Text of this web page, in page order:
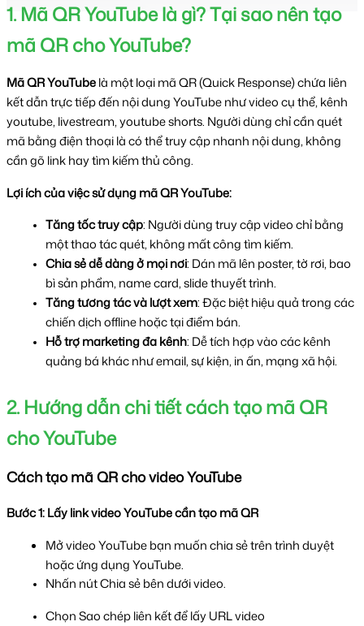
1. Mã QR YouTube là gì? Tại sao nên tạo
mã QR cho YouTube?
Mã QR YouTube là một loại mã QR (Quick Response) chứa liên
kết dẫn trực tiếp đến nội dung YouTube như video cụ thể, kênh
youtube, livestream, youtube shorts. Người dùng chỉ cần quét
mã bằng điện thoại là có thể truy cập nhanh nội dung, không
cần gõ link hay tìm kiếm thủ công.
Lợi ích của việc sử dụng mã QR YouTube:
Tăng tốc truy cập: Người dùng truy cập video chỉ bằng
một thao tác quét, không mất công tìm kiếm.
Chia sẻ dễ dàng ở mọi nơi: Dán mã lên poster, tờ rơi, bao
bì sản phẩm, name card, slide thuyết trình.
Tăng tương tác và lượt xem: Đặc biệt hiệu quả trong các
chiến dịch offline hoặc tại điểm bán.
Hỗ trợ marketing đa kênh: Dễ tích hợp vào các kênh
quảng bá khác như email, sự kiện, in ấn, mạng xã hội.
2. Hướng dẫn chi tiết cách tạo mã QR
cho YouTube
Cách tạo mã QR cho video YouTube
Bước 1: Lấy link video YouTube cần tạo mã QR
Mở video YouTube bạn muốn chia sẻ trên trình duyệt
hoặc ứng dụng YouTube.
Nhấn nút Chia sẻ bên dưới video.
Chọn Sao chép liên kết để lấy URL video